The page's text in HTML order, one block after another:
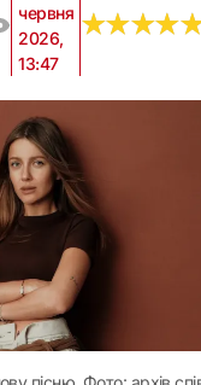
червня
2026,
13:47
★★★★
★★★★